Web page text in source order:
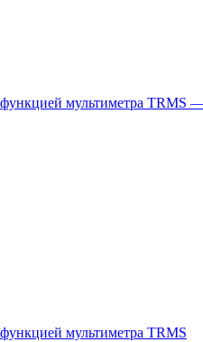
мультиметра TRMS
мультиметра TRMS